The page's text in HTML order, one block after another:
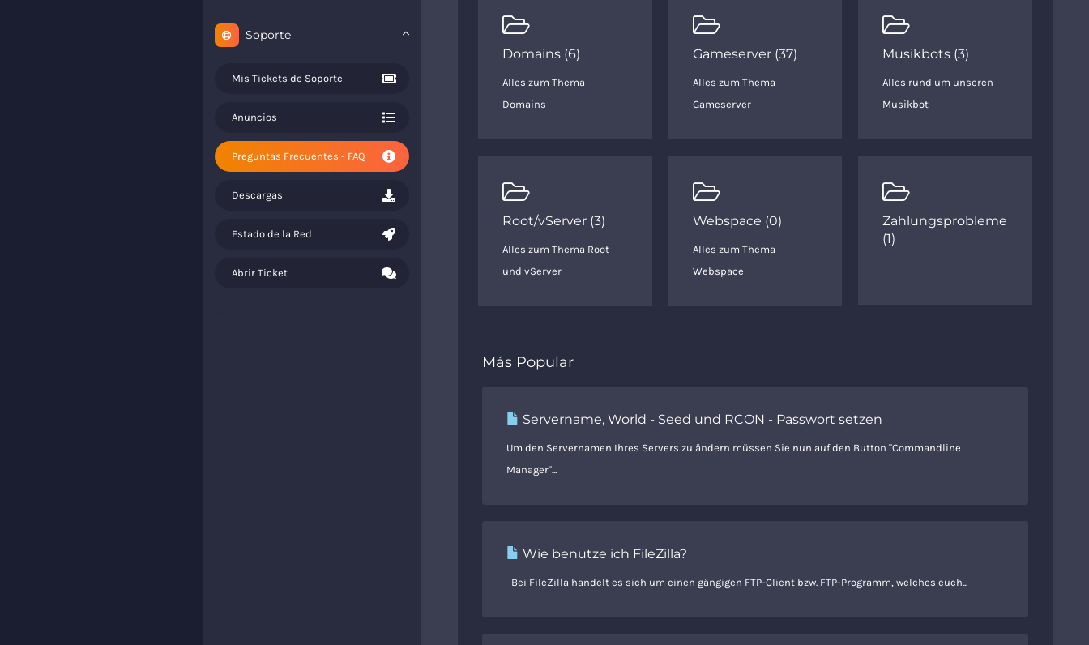
Soporte
Mis Tickets de Soporte
Anuncios
Preguntas Frecuentes - FAQ
Descargas
Estado de la Red
Abrir Ticket
Domains (6)
Alles zum Thema
Domains
Gameserver (37)
Alles zum Thema
Gameserver
Musikbots (3)
Alles rund um unseren
Musikbot
Root/vServer (3)
Alles zum Thema Root
und vServer
Webspace (0)
Alles zum Thema
Webspace
Zahlungsprobleme
(1)
Más Popular
Servername, World - Seed und RCON - Passwort setzen
Um den Servernamen Ihres Servers zu ändern müssen Sie nun auf den Button "Commandline
Manager"...
Wie benutze ich FileZilla?
Bei FileZilla handelt es sich um einen gängigen FTP-Client bzw. FTP-Programm, welches euch...